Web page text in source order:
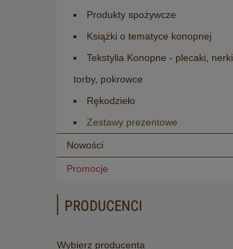
Produkty spożywcze
Książki o tematyce konopnej
Tekstylia Konopne - plecaki, nerki,
torby, pokrowce
Rękodzieło
Zestawy prezentowe
Nowości
Promocje
PRODUCENCI
Wybierz producenta